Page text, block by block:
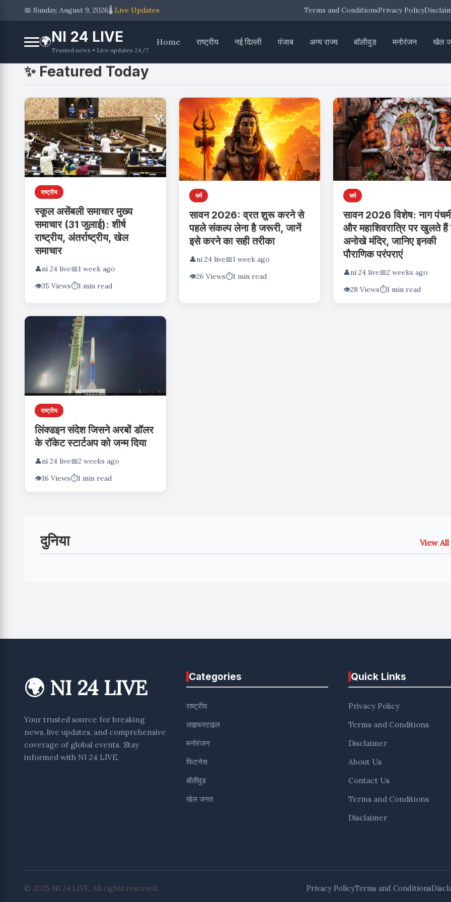
📅 Sunday, August 9, 2026🌡️ Live Updates Terms and ConditionsPrivacy Policy
🌍NI 24 LIVE
Trusted news • Live updates 24/7
Home राष्ट्रीय नई दिल्ली पंजाब अन्य राज्य बॉलीवुड मनोरंजन खेल
✨ Featured Today
राष्ट्रीय
स्कूल असेंबली समाचार मुख्य
समाचार (31 जुलाई): शीर्ष
राष्ट्रीय, अंतर्राष्ट्रीय, खेल
समाचार
👤ni 24 live📅1 week ago
👁️35 Views⏱️1 min read
धर्म
सावन 2026: व्रत शुरू करने से
पहले संकल्प लेना है जरूरी, जानें
इसे करने का सही तरीका
👤ni 24 live📅1 week ago
👁️26 Views⏱️1 min read
धर्म
सावन 2026 विशेष: नाग
और महाशिवरात्रि पर खुलते हैं
अनोखे मंदिर, जानिए इनकी
पौराणिक परंपराएं
👤ni 24 live📅2 weeks ago
👁️28 Views⏱️1 min read
राष्ट्रीय
लिंक्डइन संदेश जिसने अरबों डॉलर
के रॉकेट स्टार्टअप को जन्म दिया
👤ni 24 live📅2 weeks ago
👁️16 Views⏱️1 min read
दुनिया View
🌍 NI 24 LIVE
Your trusted source for breaking
news, live updates, and comprehensive
coverage of global events. Stay
informed with NI 24 LIVE.
Categories
राष्ट्रीय
लाइफस्टाइल
मनोरंजन
फिटनेस
बॉलीवुड
खेल जगत
Quick Links
Privacy Policy
Terms and Conditions
Disclaimer
About Us
Contact Us
Terms and Conditions
Disclaimer
© 2025 NI 24 LIVE. All rights reserved. Privacy PolicyTerms and Conditions